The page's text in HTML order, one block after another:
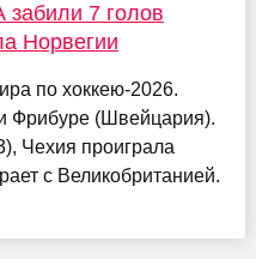
7 голов
Норвегии
по хоккею-2026.
Фрибуре (Швейцария).
Чехия проиграла
с Великобританией.